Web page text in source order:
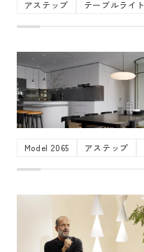
アステップ テーブルライト
Model 2065 アステップ